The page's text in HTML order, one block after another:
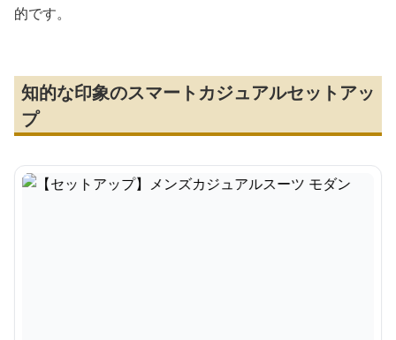
的です。
知的な印象のスマートカジュアルセットアッ
プ